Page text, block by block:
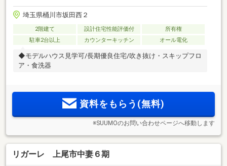
埼玉県桶川市坂田西２
2階建て 設計住宅性能評価付
所有権
駐車2台以上
カウンターキッチン オール電化
◆モデルハウス見学可/長期優良住宅/吹き抜け・スキップフロ
ア・食洗器
資料をもらう(無料)
※SUUMOのお問い合わせページへ移動します
リガーレ 上尾市中妻６期